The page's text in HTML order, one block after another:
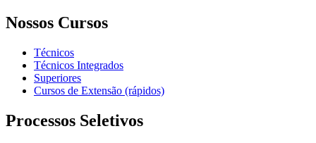
Nossos Cursos
Técnicos
Técnicos Integrados
Superiores
Cursos de Extensão (rápidos)
Processos Seletivos